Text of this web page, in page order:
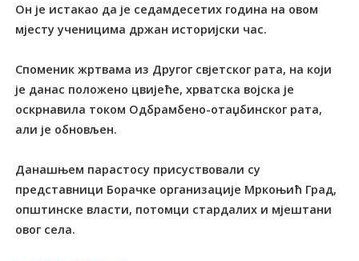
Он је истакао да је седамдесетих година на овом
мјесту ученицима држан историјски час.
Споменик жртвама из Другог свјетског рата, на који
је данас положено цвијеће, хрватска војска је
оскрнавила током Одбрамбено-отаџбинског рата,
али је обновљен.
Данашњем парастосу присуствовали су
представници Борачке организације Мркоњић Град,
општинске власти, потомци стардалих и мјештани
овог села.